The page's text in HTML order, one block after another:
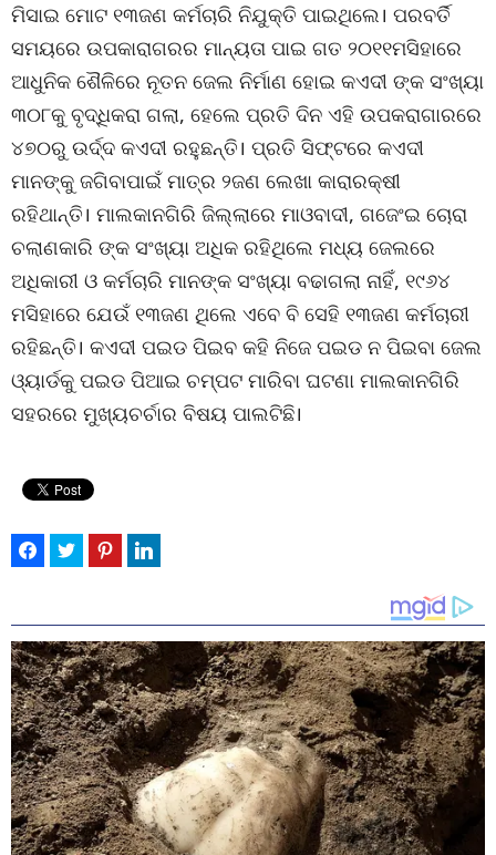
ମିସାଇ ମୋଟ ୧୩ଜଣ କର୍ମଚାରି ନିଯୁକ୍ତି ପାଇଥିଲେ। ପରବର୍ତି
ସମୟରେ ଉପକାରାଗରର ମାନ୍ୟତା ପାଇ ଗତ ୨୦୧୧ମସିହାରେ
ଆଧୁନିକ ଶୈଳିରେ ନୂତନ ଜେଲ ନିର୍ମାଣ ହୋଇ କଏଦୀ ଙ୍କ ସଂଖ୍ୟା
୩୦୮କୁ ବୃଦ୍ଧିକରା ଗଲା, ହେଲେ ପ୍ରତି ଦିନ ଏହି ଉପକରାଗାରରେ
୪୭୦ରୁ ଉର୍ଦ୍ଦ କଏଦୀ ରହୁଛନ୍ତି। ପ୍ରତି ସିଫ୍ଟରେ କଏଦୀ
ମାନଙ୍କୁ ଜଗିବାପାଇଁ ମାତ୍ର ୨ଜଣ ଲେଖା କାରାରକ୍ଷୀ
ରହିଥାନ୍ତି। ମାଲକାନଗିରି ଜିଲ୍ଲାରେ ମାଓବାଦୀ, ଗଜେଂଇ ଚୋରା
ଚଲାଣକାରି ଙ୍କ ସଂଖ୍ୟା ଅଧିକ ରହିଥିଲେ ମଧ୍ୟ ଜେଲରେ
ଅଧିକାରୀ ଓ କର୍ମଚାରି ମାନଙ୍କ ସଂଖ୍ୟା ବଢାଗଲା ନାହିଁ, ୧୯୬୪
ମସିହାରେ ଯେଉଁ ୧୩ଜଣ ଥିଲେ ଏବେ ବି ସେହି ୧୩ଜଣ କର୍ମଚାରୀ
ରହିଛନ୍ତି। କଏଦୀ ପଇଡ ପିଇବ କହି ନିଜେ ପଇଡ ନ ପିଇବା ଜେଲ
ଓ୍ୟାର୍ଡକୁ ପଇଡ ପିଆଇ ଚମ୍ପଟ ମାରିବା ଘଟଣା ମାଲକାନଗିରି
ସହରରେ ମୁଖ୍ୟଚର୍ଚାର ବିଷୟ ପାଲଟିଛି।